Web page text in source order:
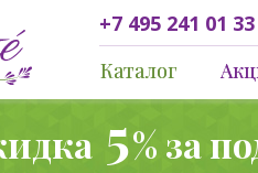
+7 495 241 01 33
Каталог
5% за